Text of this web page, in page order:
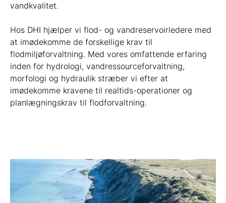
vandkvalitet.
Hos DHI hjælper vi flod- og vandreservoirledere med
at imødekomme de forskellige krav til
flodmiljøforvaltning. Med vores omfattende erfaring
inden for hydrologi, vandressourceforvaltning,
morfologi og hydraulik stræber vi efter at
imødekomme kravene til realtids-operationer og
planlægningskrav til flodforvaltning.